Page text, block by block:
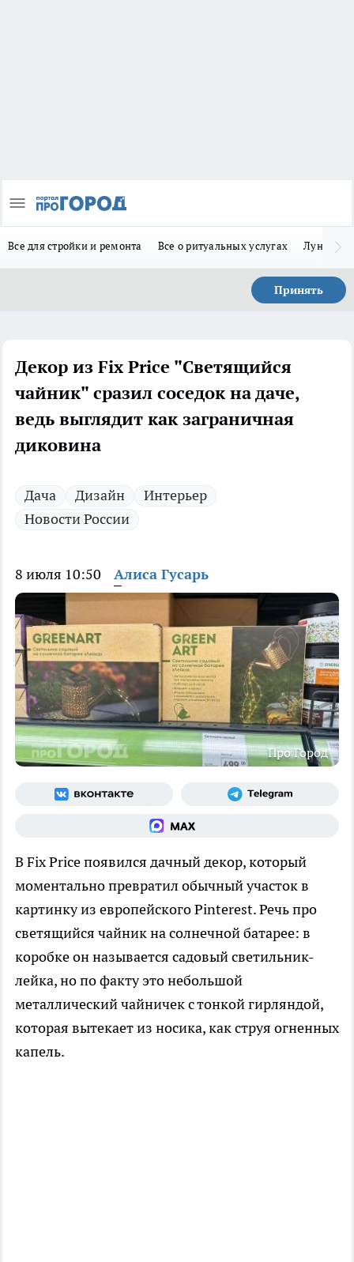
Все для стройки и ремонта Все о ритуальных услугах Лунно-
Принять
Декор из Fix Price "Светящийся
чайник" сразил соседок на даче,
ведь выглядит как заграничная
диковина
Дача Дизайн
Интерьер
Новости России
8 июля 10:50 Алиса Гусарь
Про Город
В Fix Price появился дачный декор, который
моментально превратил обычный участок в
картинку из европейского Pinterest. Речь про
светящийся чайник на солнечной батарее: в
коробке он называется садовый светильник-
лейка, но по факту это небольшой
металлический чайничек с тонкой гирляндой,
которая вытекает из носика, как струя огненных
капель.